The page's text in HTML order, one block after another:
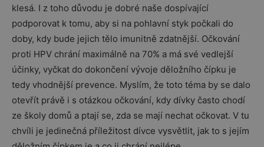
klesá. I z toho důvodu je dobré naše dospívající
podporovat k tomu, aby si na pohlavní styk počkali do
doby, kdy bude jejich tělo imunitně zdatnější. Očkování
proti HPV chrání maximálně na 70% a má své vedlejší
účinky, vyčkat do dokončení vývoje děložního čípku je
tedy vhodnější prevence. Myslím, že toto téma by se dalo
otevřít právě i s otázkou očkování, kdy dívky často chodí
ze školy domů a ptají se, zda se mají nechat očkovat. V tu
chvíli je jedinečná příležitost dívce vysvětlit, jak to s jejím